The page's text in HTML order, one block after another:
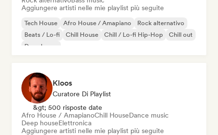
Aggiungere artisti nelle mie playlist più seguite
Tech House Afro House / Amapiano
Rock alternativo
Beats / Lo-fi
Chill House Chill / Lo-fi Hip-Hop
Chill out
Deep house
Kloos
Curatore Di Playlist
&gt; 500 risposte date
Afro House / AmapianoChill HouseDance music
Deep houseElettronica
Aggiungere artisti nelle mie playlist più seguite